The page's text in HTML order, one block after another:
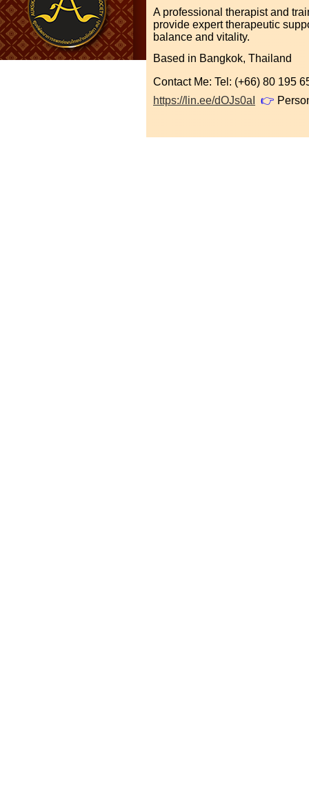
A professional therapist and
provide expert therapeutic
balance and vitality.
Based in Bangkok, Thailand
Contact Me: Tel: (+66) 80 195
https://lin.ee/dOJs0aI
👉